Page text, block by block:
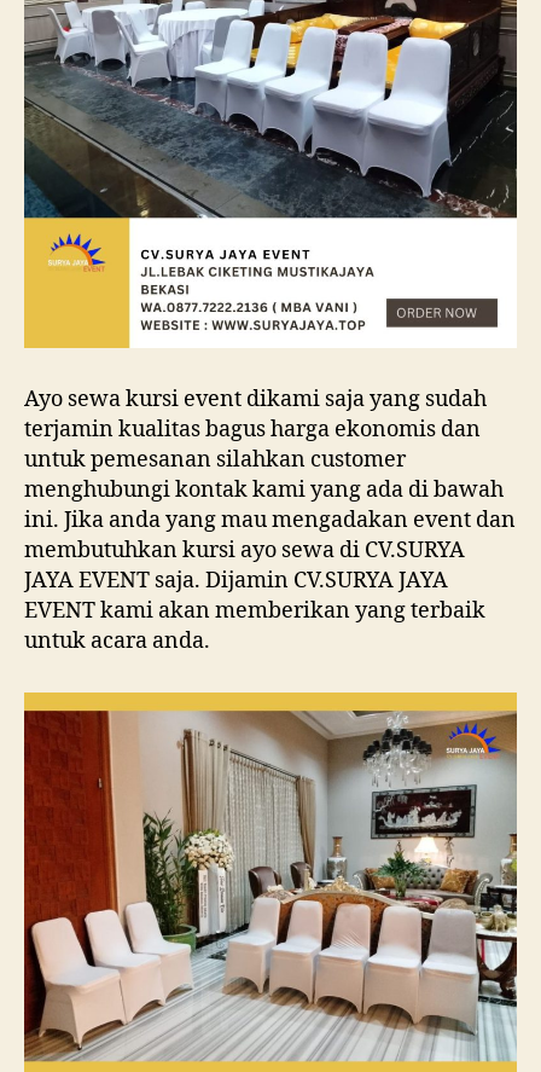
Ayo sewa kursi event dikami saja yang sudah
terjamin kualitas bagus harga ekonomis dan
untuk pemesanan silahkan customer
menghubungi kontak kami yang ada di bawah
ini. Jika anda yang mau mengadakan event dan
membutuhkan kursi ayo sewa di CV.SURYA
JAYA EVENT saja. Dijamin CV.SURYA JAYA
EVENT kami akan memberikan yang terbaik
untuk acara anda.